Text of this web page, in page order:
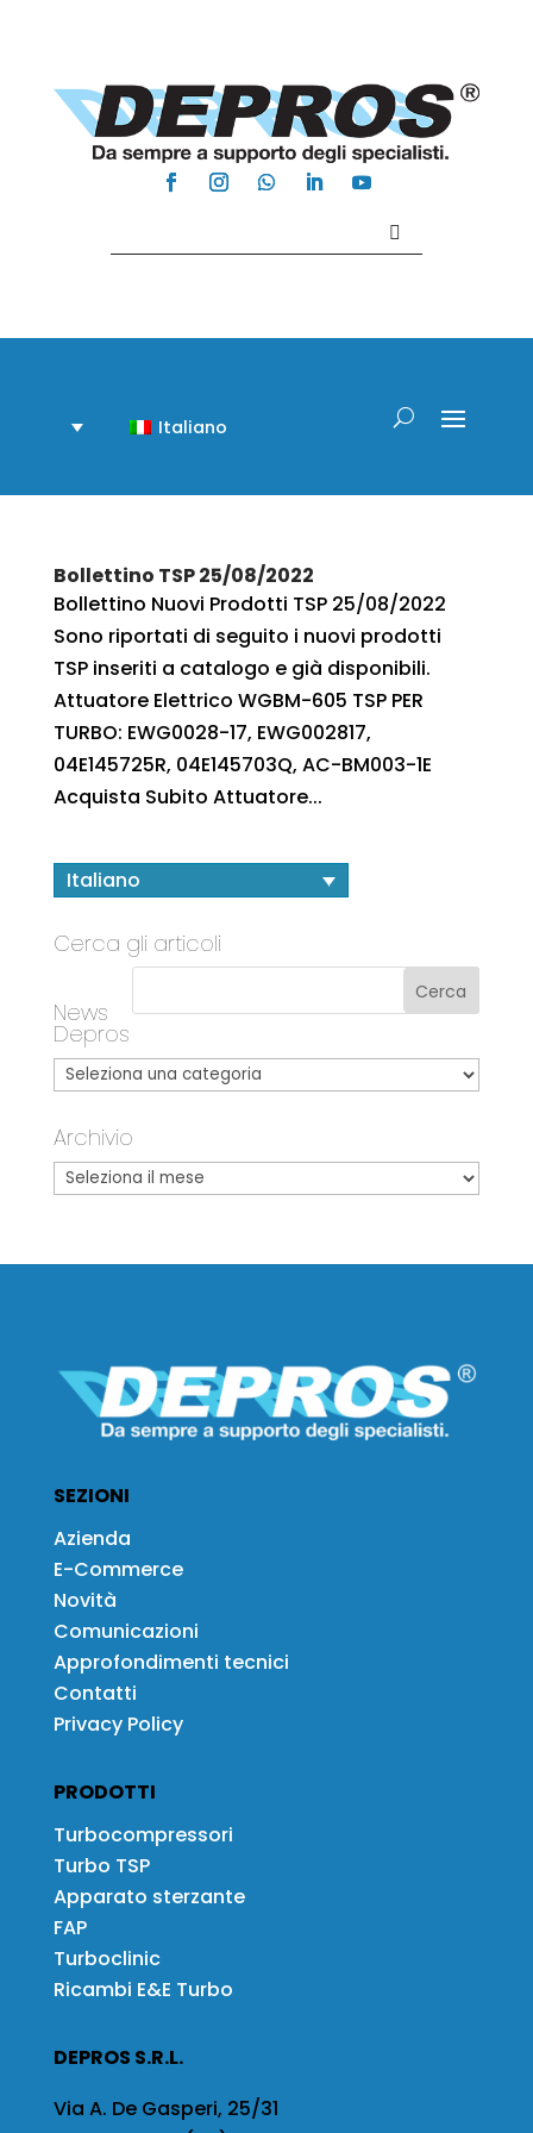
Italiano
Bollettino TSP 25/08/2022
Bollettino Nuovi Prodotti TSP 25/08/2022
Sono riportati di seguito i nuovi prodotti
TSP inseriti a catalogo e già disponibili.
Attuatore Elettrico WGBM-605 TSP PER
TURBO: EWG0028-17, EWG002817,
04E145725R, 04E145703Q, AC-BM003-1E
Acquista Subito Attuatore...
Italiano
Cerca gli articoli
News
Depros
Archivio
SEZIONI
Azienda
E-Commerce
Novità
Comunicazioni
Approfondimenti tecnici
Contatti
Privacy Policy
PRODOTTI
Turbocompressori
Turbo TSP
Apparato sterzante
FAP
Turboclinic
Ricambi E&E Turbo
DEPROS S.R.L.
Via A. De Gasperi, 25/31